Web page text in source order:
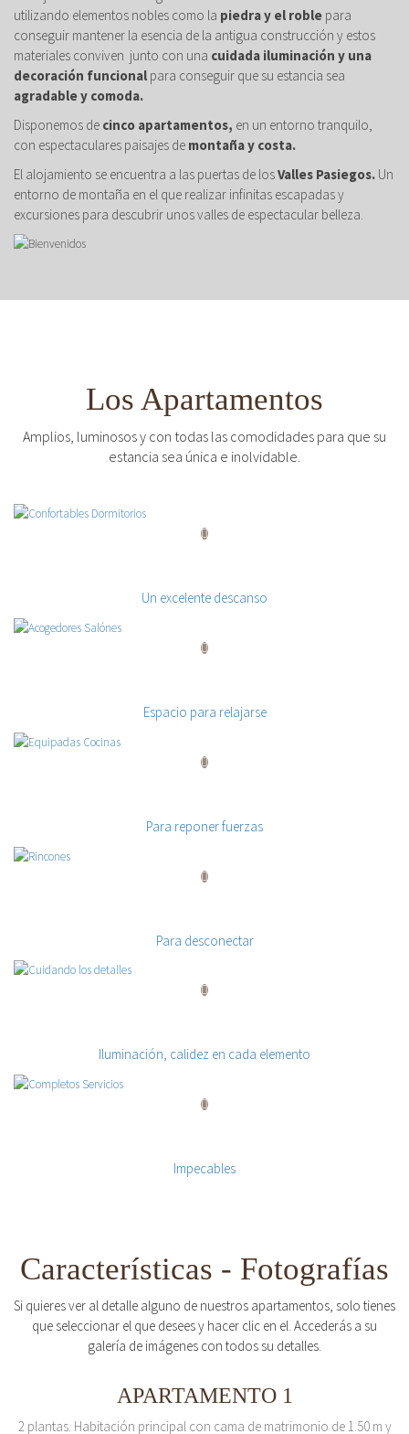
utilizando elementos nobles como la piedra y el roble para
conseguir mantener la esencia de la antigua construcción y estos
materiales conviven junto con una cuidada iluminación y una
decoración funcional para conseguir que su estancia sea
agradable y comoda.
Disponemos de cinco apartamentos, en un entorno tranquilo,
con espectaculares paisajes de montaña y costa.
El alojamiento se encuentra a las puertas de losValles Pasiegos. Un
entorno de montaña en el que realizar infinitas escapadas y
excursiones para descubrir unos valles de espectacular belleza.
Los Apartamentos
Amplios, luminosos y con todas las comodidades para que su
estancia sea única e inolvidable.
Un excelente descanso
Espacio para relajarse
Para reponer fuerzas
Para desconectar
Iluminación, calidez en cada elemento
Impecables
Características - Fotografías
Si quieres ver al detalle alguno de nuestros apartamentos, solo tienes
que seleccionar el que desees y hacer clic en el. Accederás a su
galería de imágenes con todos su detalles.
APARTAMENTO 1
2 plantas. Habitación principal con cama de matrimonio de 1.50 m y